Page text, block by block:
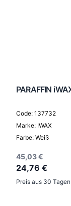
PARAFFIN
Code: 137732
Marke: IWAX
Farbe: Weiß
45,03 €
24,76 €
Preis aus 30